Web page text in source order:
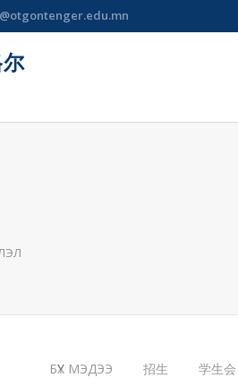
БҮХ МЭДЭЭ 招生 学生会